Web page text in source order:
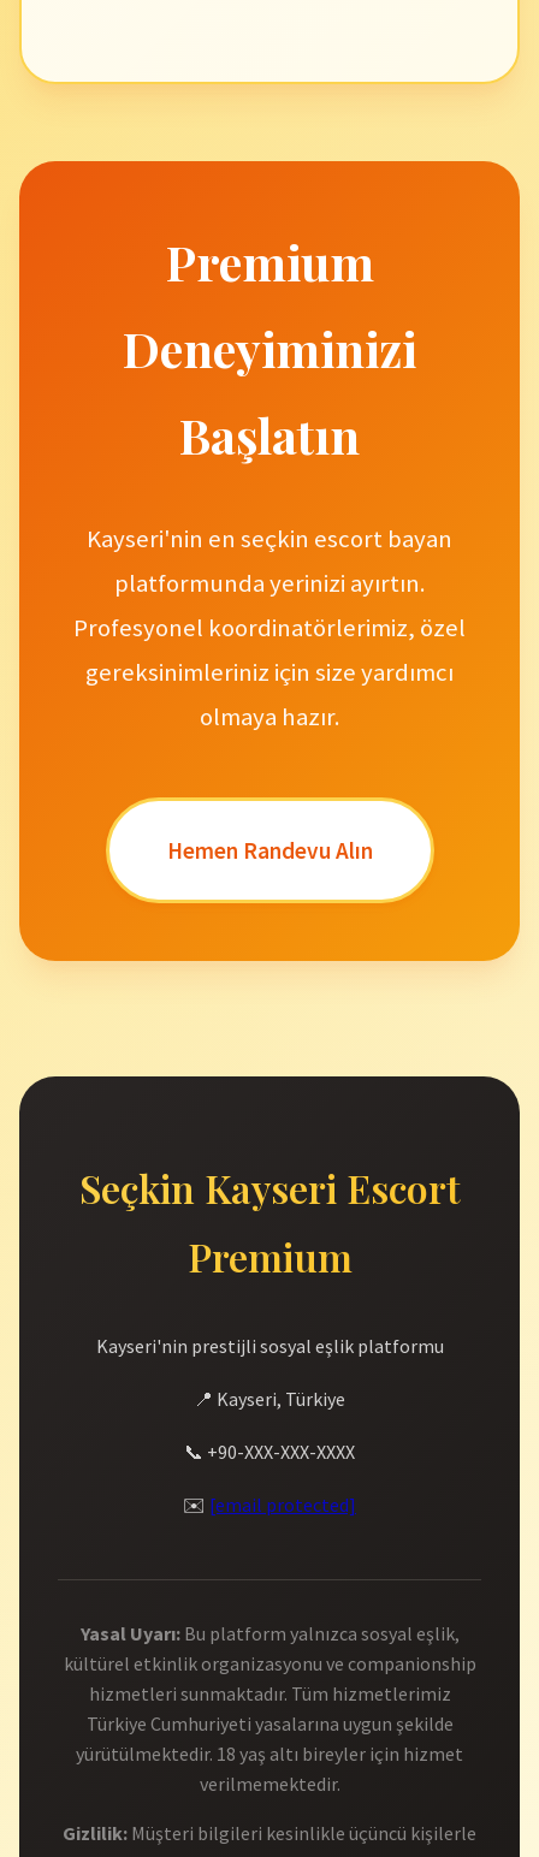
Premium
Deneyiminizi
Başlatın
Kayseri'nin en seçkin escort bayan
platformunda yerinizi ayırtın.
Profesyonel koordinatörlerimiz, özel
gereksinimleriniz için size yardımcı
olmaya hazır.
Hemen Randevu Alın
Seçkin Kayseri Escort
Premium
Kayseri'nin prestijli sosyal eşlik platformu
📍 Kayseri, Türkiye
📞 +90-XXX-XXX-XXXX
✉️ [email protected]
Yasal Uyarı:Bu platform yalnızca sosyal eşlik,
kültürel etkinlik organizasyonu ve companionship
hizmetleri sunmaktadır. Tüm hizmetlerimiz
Türkiye Cumhuriyeti yasalarına uygun şekilde
yürütülmektedir. 18 yaş altı bireyler için hizmet
verilmemektedir.
Gizlilik: Müşteri bilgileri kesinlikle üçüncü kişilerle